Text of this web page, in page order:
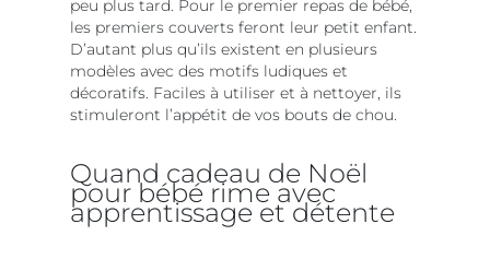
peu plus tard. Pour le premier repas de bébé,
les premiers couverts feront leur petit enfant.
D’autant plus qu’ils existent en plusieurs
modèles avec des motifs ludiques et
décoratifs. Faciles à utiliser et à nettoyer, ils
stimuleront l’appétit de vos bouts de chou.
Quand cadeau de Noël
pour bébé rime avec
apprentissage et détente